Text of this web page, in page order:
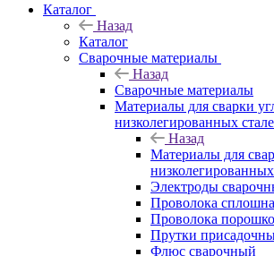
Каталог
Назад
Каталог
Сварочные материалы
Назад
Сварочные материалы
Материалы для сварки
низколегированных
Назад
Материалы для
Электроды
Проволока
Проволока
Прутки
Флюс сварочный